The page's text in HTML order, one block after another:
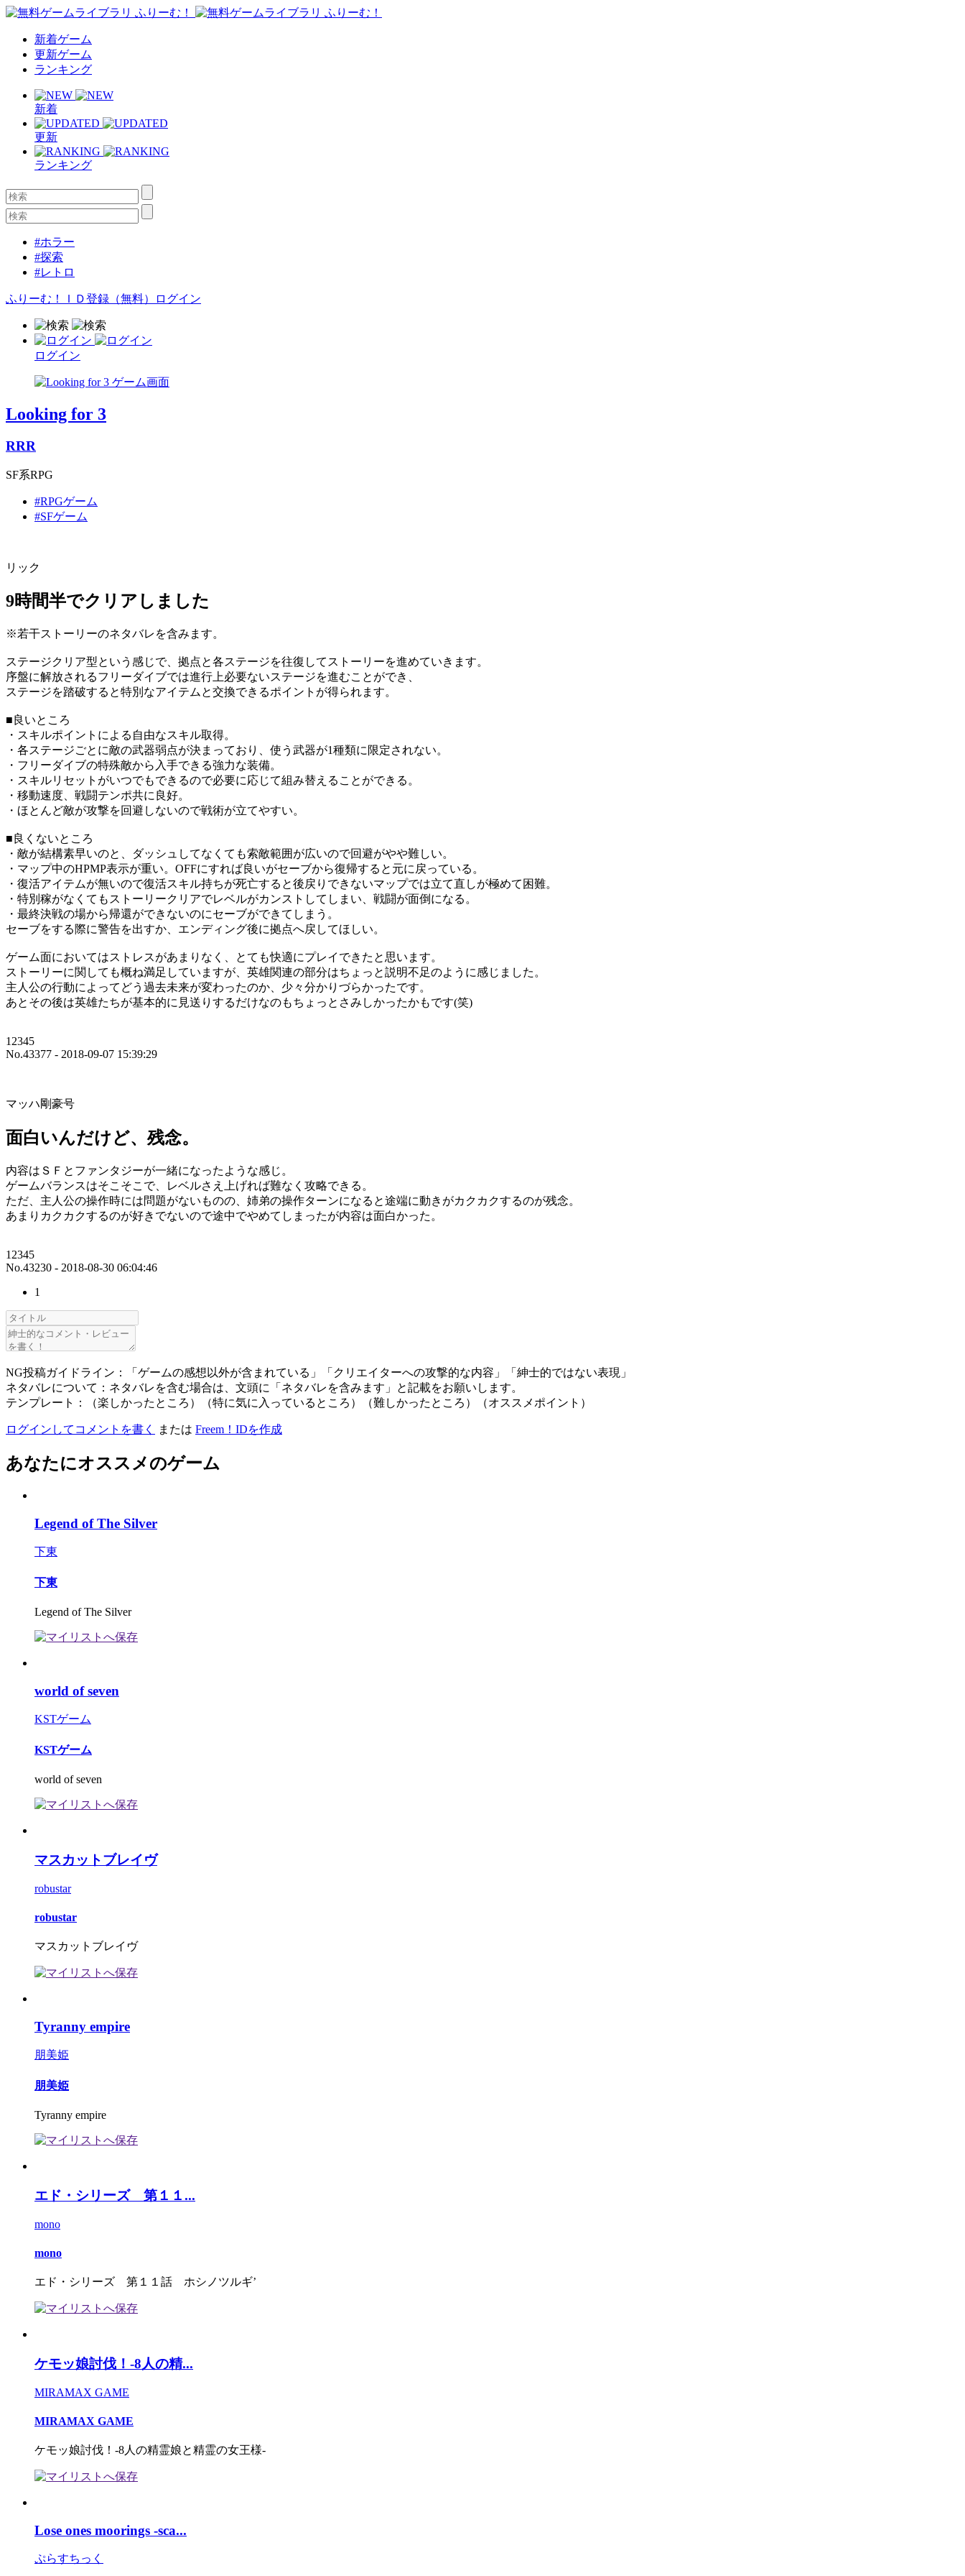
新着ゲーム
更新ゲーム
ランキング
新着
更新
ランキング
#ホラー
#探索
#レトロ
ふりーむ！ＩＤ登録（無料） ログイン
ログイン
Looking for 3
RRR
SF系RPG
#RPGゲーム
#SFゲーム
リック
9時間半でクリアしました
※若干ストーリーのネタバレを含みます。
ステージクリア型という感じで、拠点と各ステージを往復してストーリーを進めていきます。
序盤に解放されるフリーダイブでは進行上必要ないステージを進むことができ、
ステージを踏破すると特別なアイテムと交換できるポイントが得られます。
■良いところ
・スキルポイントによる自由なスキル取得。
・各ステージごとに敵の武器弱点が決まっており、使う武器が1種類に限定されない。
・フリーダイブの特殊敵から入手できる強力な装備。
・スキルリセットがいつでもできるので必要に応じて組み替えることができる。
・移動速度、戦闘テンポ共に良好。
・ほとんど敵が攻撃を回避しないので戦術が立てやすい。
■良くないところ
・敵が結構素早いのと、ダッシュしてなくても索敵範囲が広いので回避がやや難しい。
・マップ中のHPMP表示が重い。OFFにすれば良いがセーブから復帰すると元に戻っている。
・復活アイテムが無いので復活スキル持ちが死亡すると後戻りできないマップでは立て直しが極めて困難。
・特別稼がなくてもストーリークリアでレベルがカンストしてしまい、戦闘が面倒になる。
・最終決戦の場から帰還ができないのにセーブができてしまう。
セーブをする際に警告を出すか、エンディング後に拠点へ戻してほしい。
ゲーム面においてはストレスがあまりなく、とても快適にプレイできたと思います。
ストーリーに関しても概ね満足していますが、英雄関連の部分はちょっと説明不足のように感じました。
主人公の行動によってどう過去未来が変わったのか、少々分かりづらかったです。
あとその後は英雄たちが基本的に見送りするだけなのもちょっとさみしかったかもです(笑)
12345
No.43377 - 2018-09-07 15:39:29
マッハ剛豪号
面白いんだけど、残念。
内容はＳＦとファンタジーが一緒になったような感じ。
ゲームバランスはそこそこで、レベルさえ上げれば難なく攻略できる。
ただ、主人公の操作時には問題がないものの、姉弟の操作ターンになると途端に動きがカクカクするのが残念。
あまりカクカクするのが好きでないので途中でやめてしまったが内容は面白かった。
12345
No.43230 - 2018-08-30 06:04:46
1
NG投稿ガイドライン：「ゲームの感想以外が含まれている」「クリエイターへの攻撃的な内容」「紳士的ではない表現」
ネタバレについて：ネタバレを含む場合は、文頭に「ネタバレを含みます」と記載をお願いします。
テンプレート：（楽しかったところ）（特に気に入っているところ）（難しかったところ）（オススメポイント）
ログインしてコメントを書く または Freem！IDを作成
あなたにオススメのゲーム
Legend of The Silver
下東
下東
Legend of The Silver
world of seven
KSTゲーム
KSTゲーム
world of seven
マスカットブレイヴ
robustar
robustar
マスカットブレイヴ
Tyranny empire
朋美姫
朋美姫
Tyranny empire
エド・シリーズ 第１１...
mono
mono
エド・シリーズ 第１１話 ホシノツルギ’
ケモッ娘討伐！-8人の精...
MIRAMAX GAME
MIRAMAX GAME
ケモッ娘討伐！-8人の精霊娘と精霊の女王様-
Lose ones moorings -sca...
ぷらすちっく